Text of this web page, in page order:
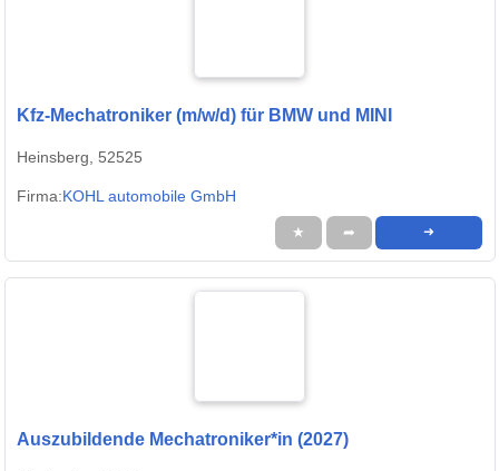
Kfz-Mechatroniker (m/w/d) für BMW und MINI
Heinsberg, 52525
Firma:KOHL automobile GmbH
★ ➦ ➜
Auszubildende Mechatroniker*in (2027)